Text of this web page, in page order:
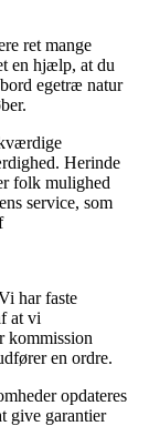
ret mange
en hjælp, at du
egetræ natur
Herinde
folk mulighed
service, som
har faste
at vi
kommission
en ordre.
opdateres
give garantier